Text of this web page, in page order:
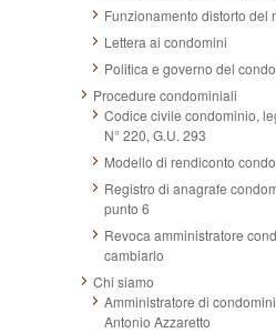
Funzionamento distorto del
Lettera ai condomini
Politica e governo del
Procedure condominiali
Codice civile condominio,
N° 220, G.U. 293
Modello di rendiconto
Registro di anagrafe
punto 6
Revoca amministratore
cambiarlo
Chi siamo
Amministratore di
Antonio Azzaretto